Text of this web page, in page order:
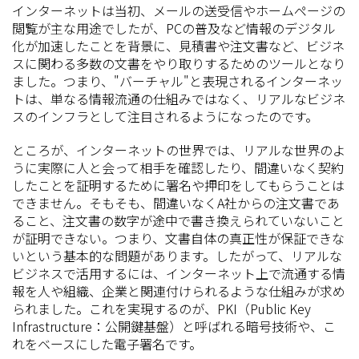
インターネットは当初、メールの送受信やホームページの
閲覧が主な用途でしたが、PCの普及など情報のデジタル
化が加速したことを背景に、見積書や注文書など、ビジネ
スに関わる多数の文書をやり取りするためのツールとなり
ました。つまり、"バーチャル"と表現されるインターネッ
トは、単なる情報流通の仕組みではなく、リアルなビジネ
スのインフラとして注目されるようになったのです。
ところが、インターネットの世界では、リアルな世界のよ
うに実際に人と会って相手を確認したり、間違いなく契約
したことを証明するために署名や押印をしてもらうことは
できません。そもそも、間違いなくA社からの注文書であ
ること、注文書の数字が途中で書き換えられていないこと
が証明できない。つまり、文書自体の真正性が保証できな
いという基本的な問題があります。したがって、リアルな
ビジネスで活用するには、インターネット上で流通する情
報を人や組織、企業と関連付けられるような仕組みが求め
られました。これを実現するのが、PKI（Public Key
Infrastructure：公開鍵基盤）と呼ばれる暗号技術や、こ
れをベースにした電子署名です。